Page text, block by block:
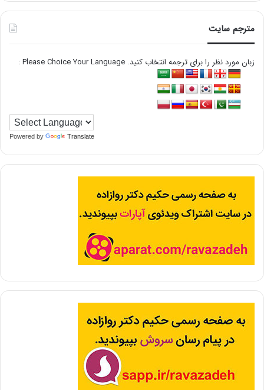
مترجم سایت
زبان مورد نظر را برای ترجمه انتخاب کنید. Please Choice Your Language :
Powered by Translate